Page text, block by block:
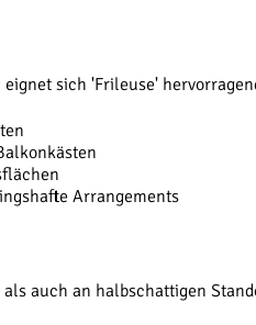
sich 'Frileuse'
Arrangements
auch an halbschattigen